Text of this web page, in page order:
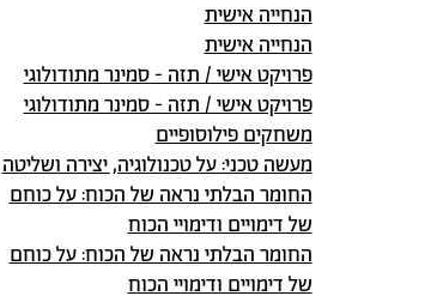
הנחייה אישית
הנחייה אישית
פרויקט אישי / תזה - סמינר מתודולוגי
פרויקט אישי / תזה - סמינר מתודולוגי
משחקים פילוסופיים
מעשה טכני: על טכנולוגיה, יצירה ושליטה
החומר הבלתי נראה של הכוח: על כוחם
של דימויים ודימויי הכוח
החומר הבלתי נראה של הכוח: על כוחם
של דימויים ודימויי הכוח